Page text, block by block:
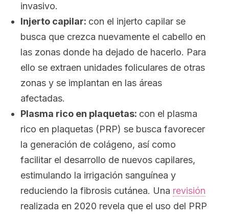
invasivo.
Injerto capilar: con el injerto capilar se
busca que crezca nuevamente el cabello en
las zonas donde ha dejado de hacerlo. Para
ello se extraen unidades foliculares de otras
zonas y se implantan en las áreas
afectadas.
Plasma rico en plaquetas: con el plasma
rico en plaquetas (PRP) se busca favorecer
la generación de colágeno, así como
facilitar el desarrollo de nuevos capilares,
estimulando la irrigación sanguínea y
reduciendo la fibrosis cutánea. Una revisión
realizada en 2020 revela que el uso del PRP